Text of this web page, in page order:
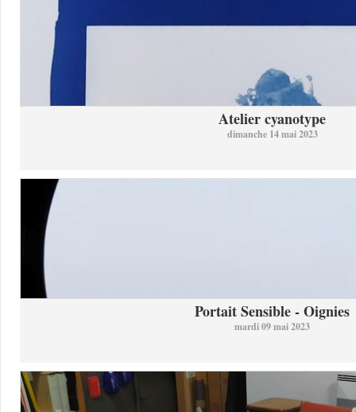
Atelier cyanotype
dimanche 14 mai 2023
Portait Sensible - Oignies
mardi 09 mai 2023